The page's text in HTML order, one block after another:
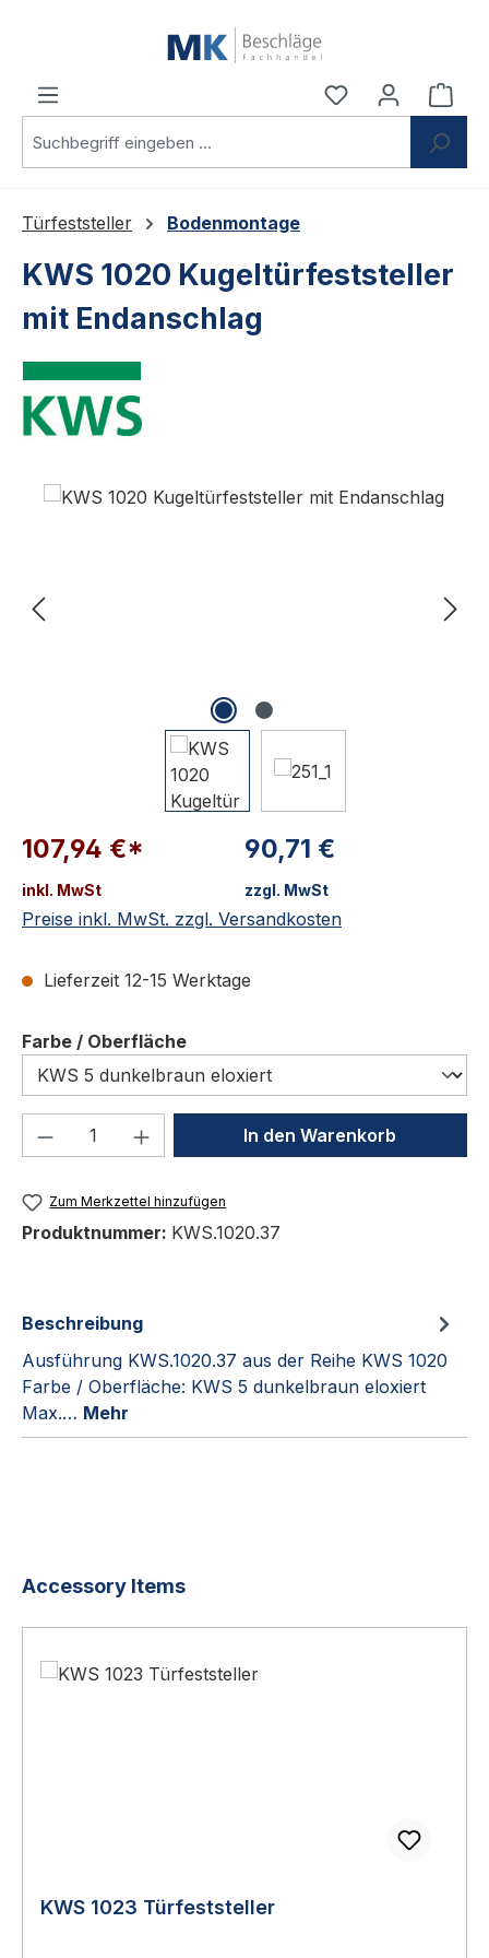
Du hast 0
Türfeststeller Bodenmontage
KWS 1020 Kugeltürfeststeller
mit Endanschlag
107,94 €*
inkl. MwSt
90,71 €
zzgl. MwSt
Preise inkl. MwSt. zzgl. Versandkosten
Lieferzeit 12-15 Werktage
Farbe / Oberflächeauswählen
Produkt Anzahl: Gib denIn den Warenkorb
Zum Merkzettel hinzufügen
Produktnummer: KWS.1020.37
Beschreibung
Ausführung KWS.1020.37 aus der Reihe KWS 1020
Farbe / Oberfläche: KWS 5 dunkelbraun eloxiert
Max.… Mehr
Produktgalerie überspringen
Accessory Items
KWS 1023 Türfeststeller